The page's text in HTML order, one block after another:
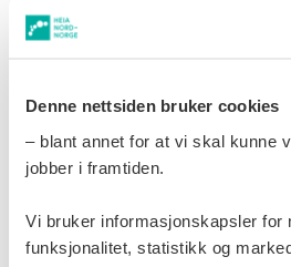
Denne nettsiden bruker cookies
– blant annet for at vi skal kunne
jobber i framtiden.
Vi bruker informasjonskapsler for
funksjonalitet, statistikk og
LinkedIn
Ja,jeg vil